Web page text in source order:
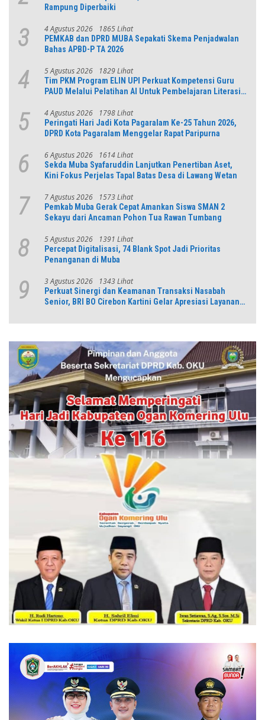
Rampung Diperbaiki
3 4 Agustus 2026 1865 Lihat
PEMKAB dan DPRD MUBA Sepakati Skema Penjadwalan
Bahas APBD-P TA 2026
4 5 Agustus 2026 1829 Lihat
Tim PKM Program ELIN UPI Perkuat Kompetensi Guru
PAUD Melalui Pelatihan AI Untuk Pembelajaran Literasi
5 4 Agustus 2026 1798 Lihat
Peringati Hari Jadi Kota Pagaralam Ke-25 Tahun 2026,
DPRD Kota Pagaralam Menggelar Rapat Paripurna
6 6 Agustus 2026 1614 Lihat
Sekda Muba Syafaruddin Lanjutkan Penertiban Aset,
Kini Fokus Perjelas Tapal Batas Desa di Lawang Wetan
7 7 Agustus 2026 1573 Lihat
Pemkab Muba Gerak Cepat Amankan Siswa SMAN 2
Sekayu dari Ancaman Pohon Tua Rawan Tumbang
8 5 Agustus 2026 1391 Lihat
Percepat Digitalisasi, 74 Blank Spot Jadi Prioritas
Penanganan di Muba
9 3 Agustus 2026 1343 Lihat
Perkuat Sinergi dan Keamanan Transaksi Nasabah
Senior, BRI BO Cirebon Kartini Gelar Apresiasi Layanan